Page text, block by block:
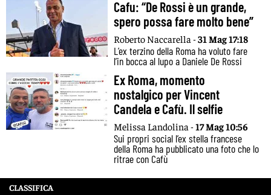
Cafu: “De Rossi è un grande,
spero possa fare molto bene”
Roberto Naccarella -31 Mag 17:18
L’ex terzino della Roma ha voluto fare
l’in bocca al lupo a Daniele De Rossi
Ex Roma, momento
nostalgico per Vincent
Candela e Cafù. Il selfie
Melissa Landolina -17 Mag 10:56
Sui propri social l’ex stella francese
della Roma ha pubblicato una foto che lo
ritrae con Cafù
CLASSIFICA